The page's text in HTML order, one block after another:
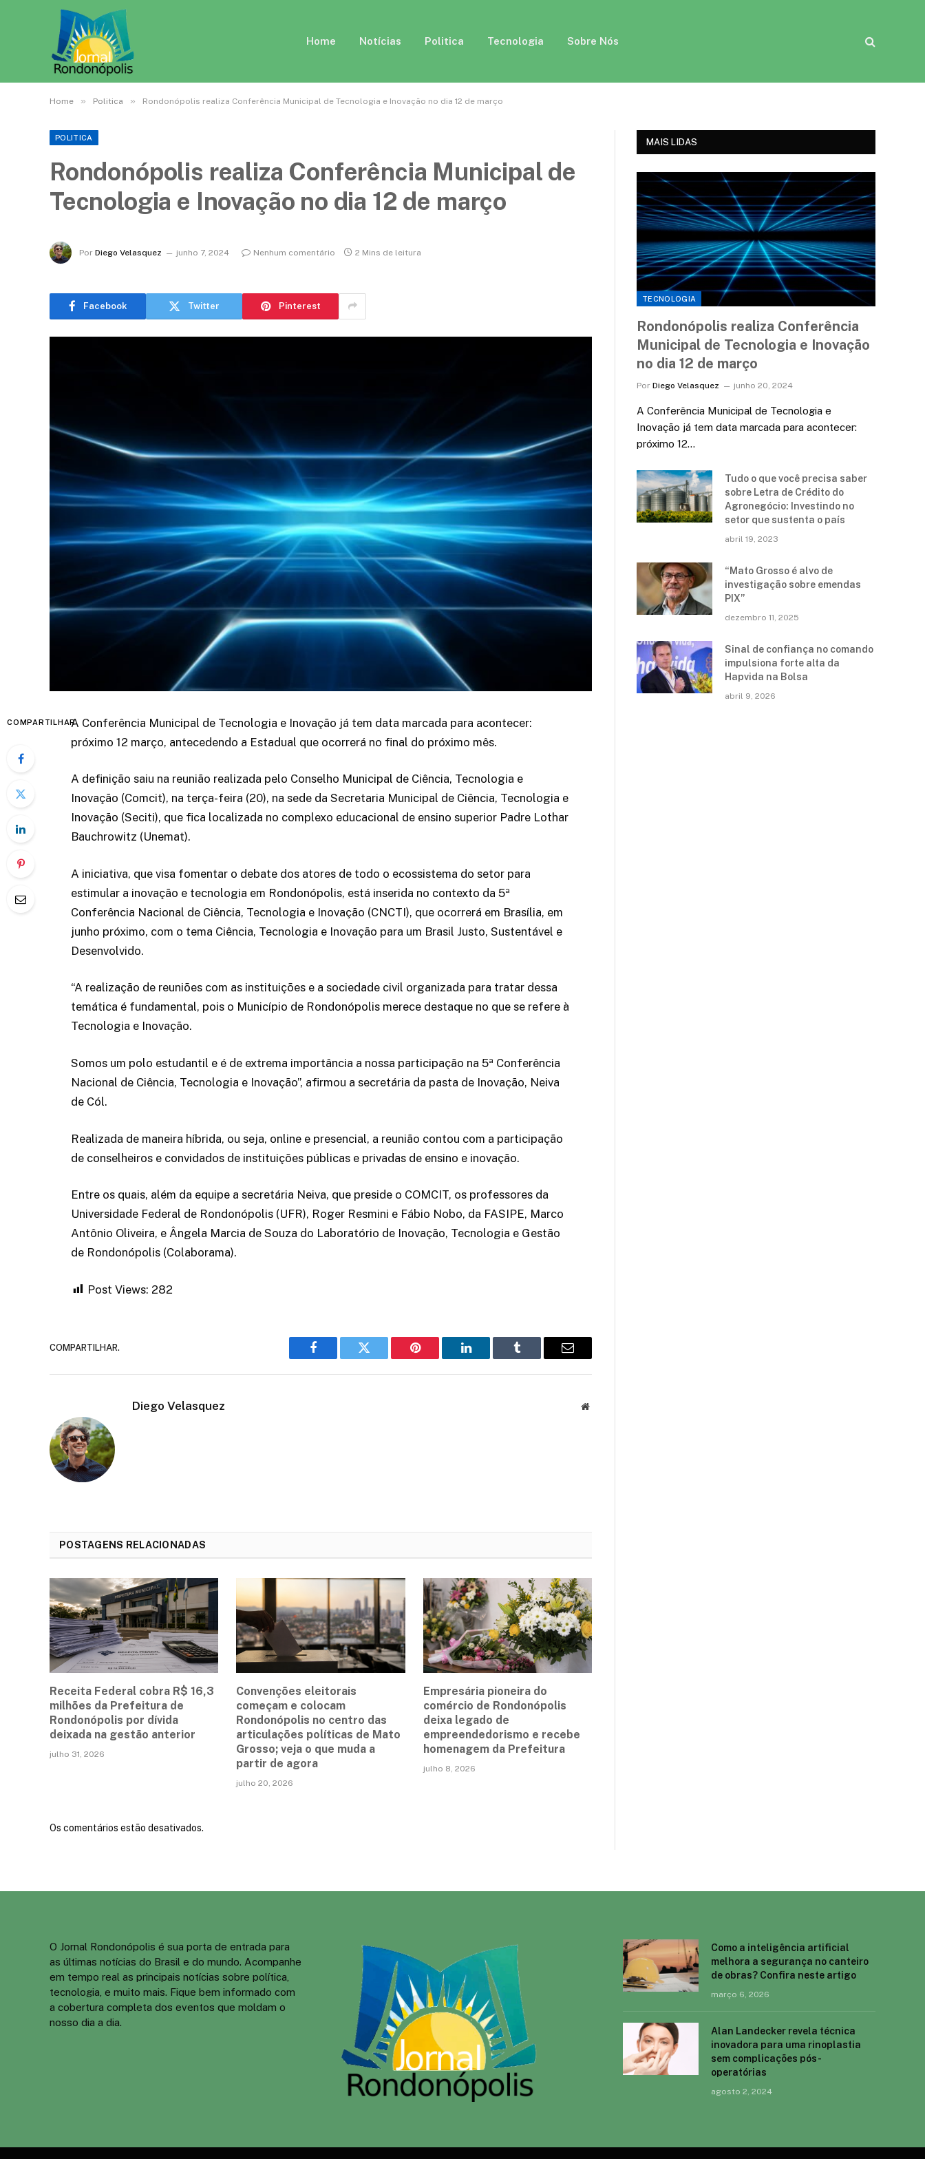
Home Notícias Politica Tecnologia Sobre Nós
Home » Politica » Rondonópolis realiza Conferência Municipal de Tecnologia e Inovação no dia 12 de março
POLITICA
Rondonópolis realiza Conferência Municipal de
Tecnologia e Inovação no dia 12 de março
Por Diego Velasquez junho 7, 2024 Nenhum comentário 2 Mins de leitura
Facebook Twitter Pinterest
COMPARTILHARA Conferência Municipal de Tecnologia e Inovação já tem data marcada para acontecer:
próximo 12 março, antecedendo a Estadual que ocorrerá no final do próximo mês.
A definição saiu na reunião realizada pelo Conselho Municipal de Ciência, Tecnologia e
Inovação (Comcit), na terça-feira (20), na sede da Secretaria Municipal de Ciência, Tecnologia e
Inovação (Seciti), que fica localizada no complexo educacional de ensino superior Padre Lothar
Bauchrowitz (Unemat).
A iniciativa, que visa fomentar o debate dos atores de todo o ecossistema do setor para
estimular a inovação e tecnologia em Rondonópolis, está inserida no contexto da 5ª
Conferência Nacional de Ciência, Tecnologia e Inovação (CNCTI), que ocorrerá em Brasília, em
junho próximo, com o tema Ciência, Tecnologia e Inovação para um Brasil Justo, Sustentável e
Desenvolvido.
“A realização de reuniões com as instituições e a sociedade civil organizada para tratar dessa
temática é fundamental, pois o Município de Rondonópolis merece destaque no que se refere à
Tecnologia e Inovação.
Somos um polo estudantil e é de extrema importância a nossa participação na 5ª Conferência
Nacional de Ciência, Tecnologia e Inovação”, afirmou a secretária da pasta de Inovação, Neiva
de Cól.
Realizada de maneira híbrida, ou seja, online e presencial, a reunião contou com a participação
de conselheiros e convidados de instituições públicas e privadas de ensino e inovação.
Entre os quais, além da equipe a secretária Neiva, que preside o COMCIT, os professores da
Universidade Federal de Rondonópolis (UFR), Roger Resmini e Fábio Nobo, da FASIPE, Marco
Antônio Oliveira, e Ângela Marcia de Souza do Laboratório de Inovação, Tecnologia e Gestão
de Rondonópolis (Colaborama).
Post Views: 282
COMPARTILHAR.
Facebook Twitter Pinterest LinkedIn Tumblr Email
Diego Velasquez Website
POSTAGENS RELACIONADAS
Receita Federal cobra R$ 16,3
milhões da Prefeitura de
Rondonópolis por dívida
deixada na gestão anterior
julho 31, 2026
Convenções eleitorais
começam e colocam
Rondonópolis no centro das
articulações políticas de Mato
Grosso; veja o que muda a
partir de agora
julho 20, 2026
Empresária pioneira do
comércio de Rondonópolis
deixa legado de
empreendedorismo e recebe
homenagem da Prefeitura
julho 8, 2026
Os comentários estão desativados.
MAIS LIDAS
TECNOLOGIA
Rondonópolis realiza Conferência
Municipal de Tecnologia e Inovação
no dia 12 de março
Por Diego Velasquez junho 20, 2024
A Conferência Municipal de Tecnologia e
Inovação já tem data marcada para acontecer:
próximo 12…
Tudo o que você precisa saber
sobre Letra de Crédito do
Agronegócio: Investindo no
setor que sustenta o país
abril 19, 2023
“Mato Grosso é alvo de
investigação sobre emendas
PIX”
dezembro 11, 2025
Sinal de confiança no comando
impulsiona forte alta da
Hapvida na Bolsa
abril 9, 2026
O Jornal Rondonópolis é sua porta de entrada para
as últimas notícias do Brasil e do mundo. Acompanhe
em tempo real as principais notícias sobre política,
tecnologia, e muito mais. Fique bem informado com
a cobertura completa dos eventos que moldam o
nosso dia a dia.
Como a inteligência artificial
melhora a segurança no canteiro
de obras? Confira neste artigo
março 6, 2026
Alan Landecker revela técnica
inovadora para uma rinoplastia
sem complicações pós-
operatórias
agosto 2, 2024